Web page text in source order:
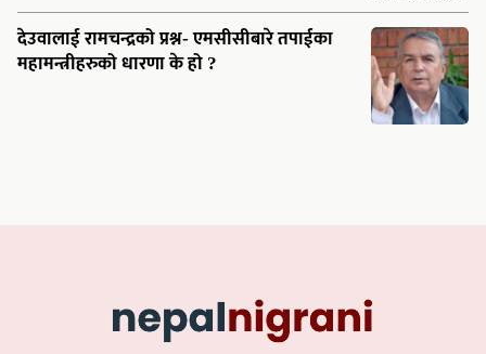
देउवालाई रामचन्द्रको प्रश्न- एमसीसीबारे तपाईका
महामन्त्रीहरुको धारणा के हो ?